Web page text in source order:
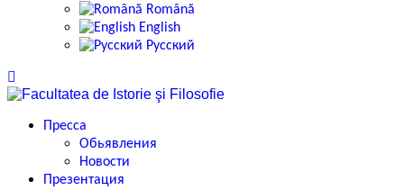
Română
English
Русский
Пресса
Обьявления
Новости
Презентация